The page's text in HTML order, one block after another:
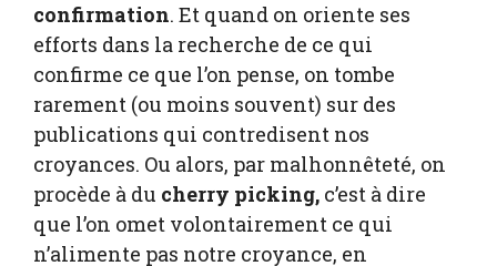
confirmation. Et quand on oriente ses
efforts dans la recherche de ce qui
confirme ce que l’on pense, on tombe
rarement (ou moins souvent) sur des
publications qui contredisent nos
croyances. Ou alors, par malhonnêteté, on
procède à du cherry picking, c’est à dire
que l’on omet volontairement ce qui
n’alimente pas notre croyance, en